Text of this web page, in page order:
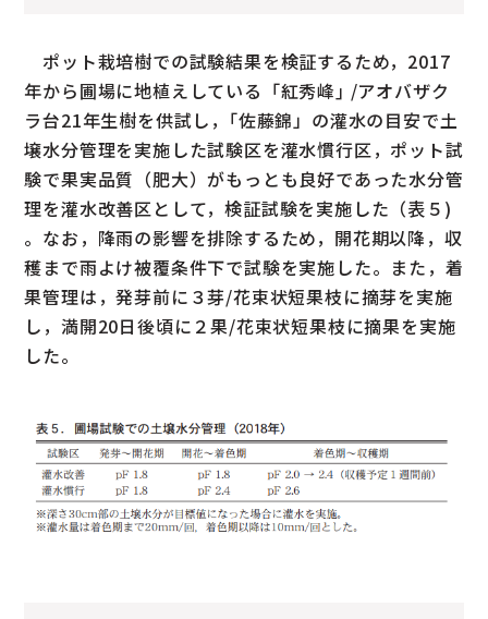
ポット栽培樹での試験結果を検証するため，2017
年から圃場に地植えしている「紅秀峰｣ /アオバザク
ラ台21年生樹を供試し，｢佐藤錦」の灌水の目安で土
壌水分管理を実施した試験区を灌水慣行区，ポット試
験で果実品質（肥大）がもっとも良好であった水分管
理を灌水改善区として，検証試験を実施した（表５)
。なお，降雨の影響を排除するため，開花期以降，収
穫まで雨よけ被覆条件下で試験を実施した。また，着
果管理は，発芽前に３芽/花束状短果枝に摘芽を実施
し，満開20日後頃に２果/花束状短果枝に摘果を実施
した。